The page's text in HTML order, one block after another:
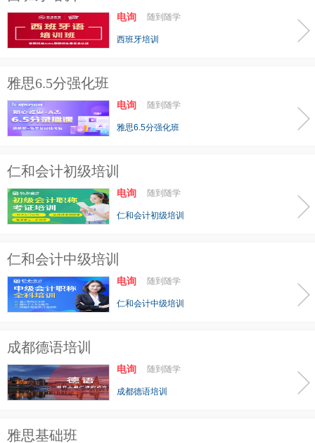
电询 随到随学
西班牙培训
雅思6.5分强化班
电询 随到随学
雅思6.5分强化班
仁和会计初级培训
电询 随到随学
仁和会计初级培训
仁和会计中级培训
电询 随到随学
仁和会计中级培训
成都德语培训
电询 随到随学
成都德语培训
雅思基础班